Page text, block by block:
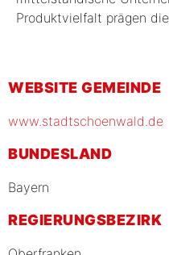
Produktvielfalt prägen
WEBSITE GEMEINDE
www.stadtschoenwald.de
BUNDESLAND
Bayern
REGIERUNGSBEZIRK